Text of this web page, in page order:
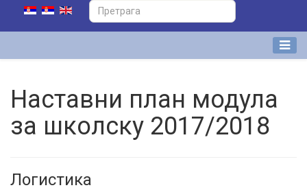
Наставни план модула
за школску 2017/2018
Логистика